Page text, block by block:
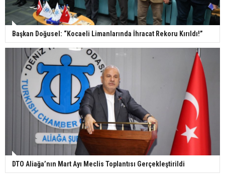
Başkan Doğusel: “Kocaeli Limanlarında İhracat Rekoru Kırıldı!”
DTO Aliağa’nın Mart Ayı Meclis Toplantısı Gerçekleştirildi